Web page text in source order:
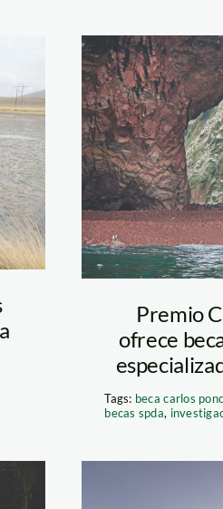
Premio
ofrece
Tags: beca carlos
becas spda,